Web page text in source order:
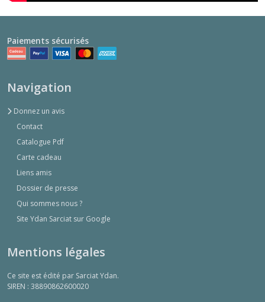
Paiements sécurisés
Navigation
Donnez un avis
Contact
Catalogue Pdf
Carte cadeau
Liens amis
Dossier de presse
Qui sommes nous ?
Site Ydan Sarciat sur Google
Mentions légales
Ce site est édité par Sarciat Ydan.
SIREN : 38890862600020